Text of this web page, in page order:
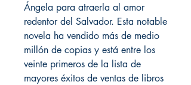
Ángela para atraerla al amor
redentor del Salvador. Esta notable
novela ha vendido más de medio
millón de copias y está entre los
veinte primeros de la lista de
mayores éxitos de ventas de libros